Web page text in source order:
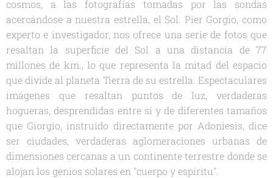
cosmos, a las fotografías tomadas por las sondas
acercándose a nuestra estrella, el Sol. Pier Gorgio, como
experto e investigador, nos ofrece una serie de fotos que
resaltan la superficie del Sol a una distancia de 77
millones de km., lo que representa la mitad del espacio
que divide al planeta Tierra de su estrella. Espectaculares
imágenes que resaltan puntos de luz, verdaderas
hogueras, desprendidas entre sí y de diferentes tamaños
que Giorgio, instruido directamente por Adoniesis, dice
ser ciudades, verdaderas aglomeraciones urbanas de
dimensiones cercanas a un continente terrestre donde se
alojan los genios solares en "cuerpo y espíritu".